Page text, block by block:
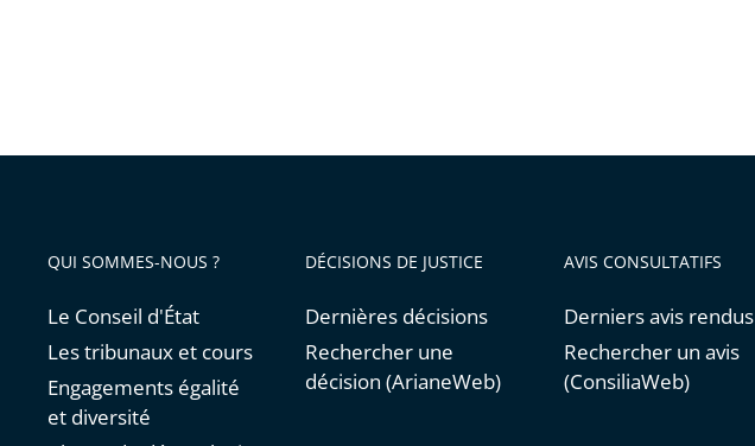
QUI SOMMES-NOUS ?
Le Conseil d'État
Les tribunaux et cours
Engagements égalité
et diversité
DÉCISIONS DE JUSTICE
Dernières décisions
Rechercher une
décision (ArianeWeb)
AVIS CONSULTATIFS
Derniers avis rendus
Rechercher un avis
(ConsiliaWeb)